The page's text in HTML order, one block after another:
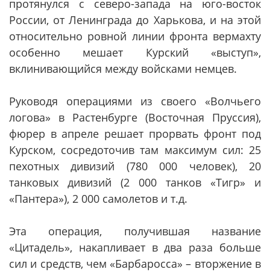
протянулся с северо-запада на юго-восток
России, от Ленинграда до Харькова, и на этой
относительно ровной линии фронта вермахту
особенно мешает Курский «выступ»,
вклинивающийся между войсками немцев.
Руководя операциями из своего «Волчьего
логова» в Растенбурге (Восточная Пруссия),
фюрер в апреле решает прорвать фронт под
Курском, сосредоточив там максимум сил: 25
пехотных дивизий (780 000 человек), 20
танковых дивизий (2 000 танков «Тигр» и
«Пантера»), 2 000 самолетов и т.д.
Эта операция, получившая название
«Цитадель», накапливает в два раза больше
сил и средств, чем «Барбаросса» – вторжение в